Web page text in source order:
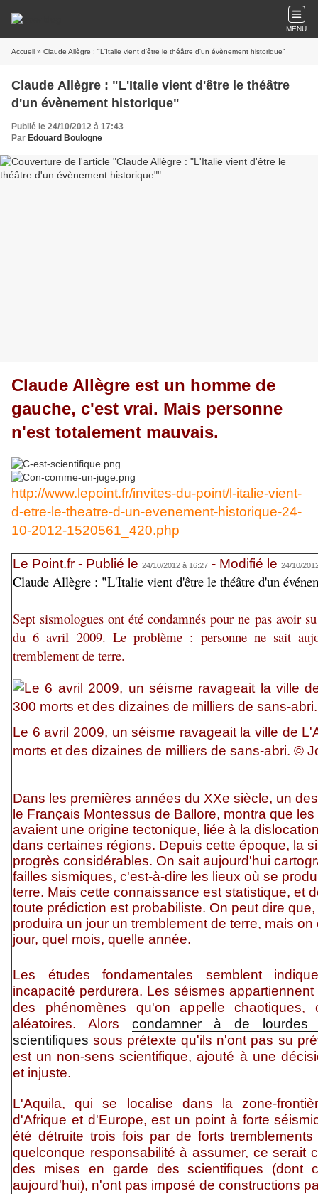
MENU
Accueil » Claude Allègre : "L'Italie vient d'être le théâtre d'un évènement historique"
Claude Allègre : "L'Italie vient d'être le théâtre
d'un évènement historique"
Publié le 24/10/2012 à 17:43
Par Edouard Boulogne
Claude Allègre est un homme de
gauche, c'est vrai. Mais personne
n'est totalement mauvais.
http://www.lepoint.fr/invites-du-point/l-italie-vient-
d-etre-le-theatre-d-un-evenement-historique-24-
10-2012-1520561_420.php
Claude Allègre : "L'Italie vient d'être le théâtre d'un
Le Point.fr - Publié le 24/10/2012 à 16:27 - Modifié le 24/10/
Sept sismologues ont été condamnés pour ne pas avoir
du 6 avril 2009. Le problème : personne ne sait
tremblement de terre.
Le 6 avril 2009, un séisme ravageait la ville de
morts et des dizaines de milliers de sans-abri. ©
Dans les premières années du XXe siècle, un
le Français Montessus de Ballore, montra que
avaient une origine tectonique, liée à la
dans certaines régions. Depuis cette époque, la
progrès considérables. On sait aujourd'hui
failles sismiques, c'est-à-dire les lieux où se
terre. Mais cette connaissance est statistique, et
toute prédiction est probabiliste. On peut dire
produira un jour un tremblement de terre, mais
jour, quel mois, quelle année.
Les études fondamentales semblent
incapacité perdurera. Les séismes
des phénomènes qu'on appelle chaotiques,
aléatoires. Alors condamner à de
scientifiques sous prétexte qu'ils n'ont pas su
est un non-sens scientifique, ajouté à une
et injuste.
L'Aquila, qui se localise dans la zone-
d'Afrique et d'Europe, est un point à forte
été détruite trois fois par de forts
quelconque responsabilité à assumer, ce serait
des mises en garde des scientifiques (dont
aujourd'hui), n'ont pas imposé de constructions